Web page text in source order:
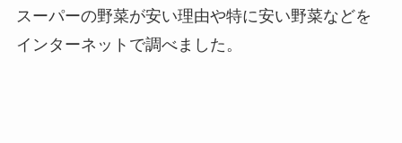
スーパーの野菜が安い理由や特に安い野菜などを
インターネットで調べました。